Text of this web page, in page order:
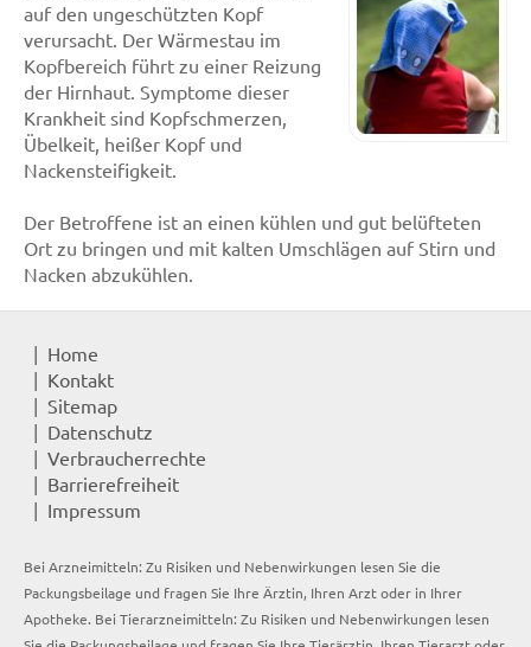
auf den ungeschützten Kopf
verursacht. Der Wärmestau im
Kopfbereich führt zu einer Reizung
der Hirnhaut. Symptome dieser
Krankheit sind Kopfschmerzen,
Übelkeit, heißer Kopf und
Nackensteifigkeit.
Der Betroffene ist an einen kühlen und gut belüfteten
Ort zu bringen und mit kalten Umschlägen auf Stirn und
Nacken abzukühlen.
Home
Kontakt
Sitemap
Datenschutz
Verbraucherrechte
Barrierefreiheit
Impressum
Bei Arzneimitteln: Zu Risiken und Nebenwirkungen lesen Sie die
Packungsbeilage und fragen Sie Ihre Ärztin, Ihren Arzt oder in Ihrer
Apotheke. Bei Tierarzneimitteln: Zu Risiken und Nebenwirkungen lesen